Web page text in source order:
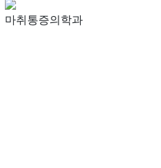
마취통증의학과